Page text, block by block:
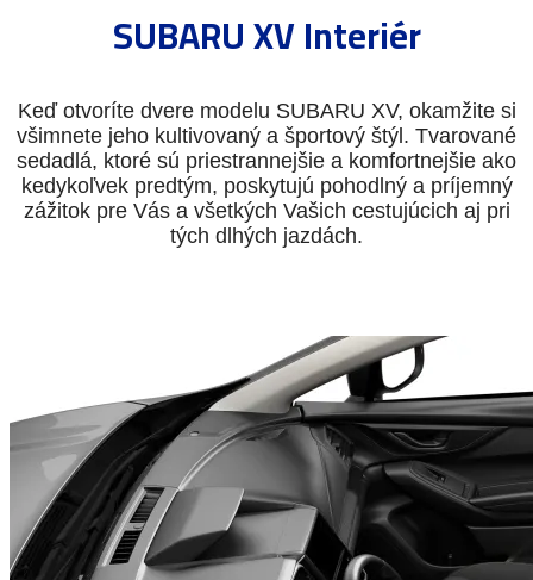
SUBARU XV Interiér
Keď otvoríte dvere modelu SUBARU XV, okamžite si
všimnete jeho kultivovaný a športový štýl. Tvarované
sedadlá, ktoré sú priestrannejšie a komfortnejšie ako
kedykoľvek predtým, poskytujú pohodlný a príjemný
zážitok pre Vás a všetkých Vašich cestujúcich aj pri
tých dlhých jazdách.